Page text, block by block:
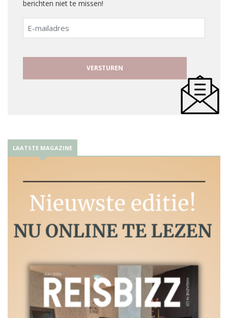
berichten niet te missen!
E-
mailadres
LAATSTE MAGAZINE